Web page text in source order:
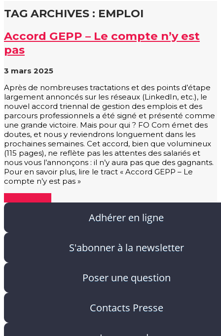
TAG ARCHIVES : EMPLOI
Accord GEPP – Le compte n’y est
pas
3 mars 2025
Après de nombreuses tractations et des points d’étape
largement annoncés sur les réseaux (LinkedIn, etc.), le
nouvel accord triennal de gestion des emplois et des
parcours professionnels a été signé et présenté comme
une grande victoire. Mais pour qui ? FO Com émet des
doutes, et nous y reviendrons longuement dans les
prochaines semaines. Cet accord, bien que volumineux
(115 pages), ne reflète pas les attentes des salariés et
nous vous l’annonçons : il n’y aura pas que des gagnants.
Pour en savoir plus, lire le tract « Accord GEPP – Le
compte n’y est pas »
Adhérer en ligne
S'abonner à la newsletter
Poser une question
Contacts Presse